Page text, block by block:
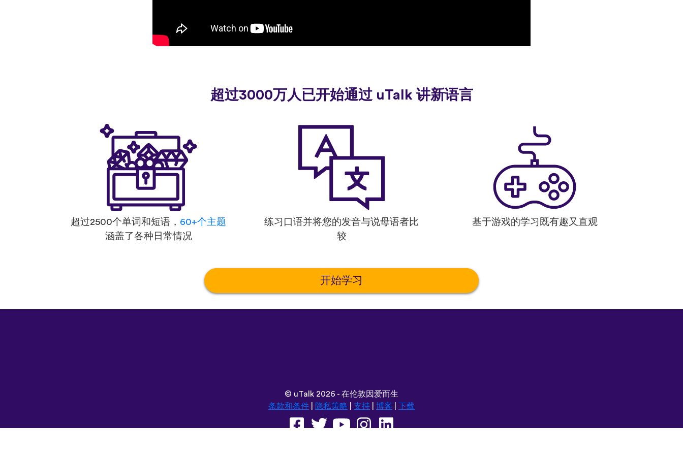
超过3000万人已开始通过 uTalk 讲新语言
超过2500个单词和短语， 60+个主题
涵盖了各种日常情况
练习口语并将您的发音与说母语者比
较
基于游戏的学习既有趣又直观
开始学习
© uTalk 2026 - 在伦敦因爱而生
条款和条件
隐私策略 支持 博客 下载